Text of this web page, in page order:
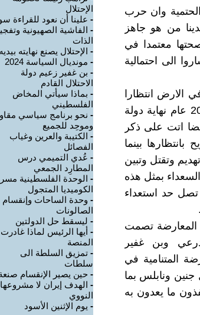
الحتمية وان حرب
من هو جاهز
معتمدا في
الى احتمالية
الارض انتظارا
للحدث العظيم كما انتظرنا سنوات طويلة للوصول الى العام 2022 عام نهاية دولة
اتت على ذكر
بينما
وتقتل وتبين
بمثل هذه
تصل حد استعداء
المعارضة تصمت
وبن غفير
المتنامية في
ونابلس بما
ما يعدون به
الإحتلال
- علينا أن نعود للقراءة
- الفاشية الصهيونية
الذات
- الإحتلال يصنع نهايته بيديه
- مونديال السياسة 2024
- بن غفير زعيم دولة
الاحتلال القادم
- بماذا سيأتي المخاض
الفلسطيني
- نحو برنامج سياسي
وموحِد للجميع
- الكتيبة والعرين وغياب
الفصائل
- عُدي التميمي درس
المطارِد الجمعي
- الوحدة الفلسطينية
الكوميديا المتجول
- وحدة الساحات وإنقسام
الصالونات
- ليسقط حل الدولتين
- أيها الرئيس لماذا غادرت
المنصة
- تمزيق السلطة الى
سلطات
- حين يصير الإنقسام
- الهدف إيران لا مشروعها
النووي
- يوم الإثنين الأسود